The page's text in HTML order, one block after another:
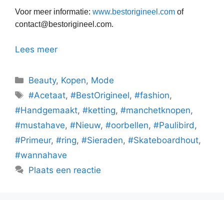
Voor meer informatie: www.bestorigineel.com of
contact@bestorigineel.com.
Lees meer
Categorieën
Beauty, Kopen, Mode
Tags
#Acetaat,#BestOrigineel,#fashion,
#Handgemaakt, #ketting, #manchetknopen,
#mustahave, #Nieuw, #oorbellen, #Paulibird ,
#Primeur, #ring, #Sieraden, #Skateboardhout,
#wannahave
Plaats een reactie